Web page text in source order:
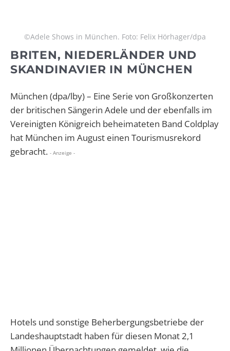
©Adele Shows in München. Foto: Felix Hörhager/dpa
BRITEN, NIEDERLÄNDER UND
SKANDINAVIER IN MÜNCHEN
München (dpa/lby) – Eine Serie von Großkonzerten
der britischen Sängerin Adele und der ebenfalls im
Vereinigten Königreich beheimateten Band Coldplay
hat München im August einen Tourismusrekord
gebracht. - Anzeige -
Hotels und sonstige Beherbergungsbetriebe der
Landeshauptstadt haben für diesen Monat 2,1